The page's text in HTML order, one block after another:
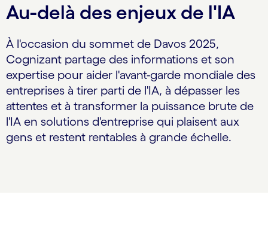
Au-delà des enjeux de l'IA
À l'occasion du sommet de Davos 2025,
Cognizant partage des informations et son
expertise pour aider l'avant-garde mondiale des
entreprises à tirer parti de l'IA, à dépasser les
attentes et à transformer la puissance brute de
l'IA en solutions d'entreprise qui plaisent aux
gens et restent rentables à grande échelle.